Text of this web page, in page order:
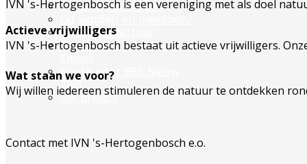
Excursie aanvragen
Meldpunt Natuur
Route naar 't Wikveld
Route naar BBS Nieuw
Zuid
Uw privacy
IVN 's-Hertogenbosch is een vereniging met als doel
Actieve vrijwilligers
IVN 's-Hertogenbosch bestaat uit actieve vrijwilligers.
Wat staan we voor?
Wij willen iedereen stimuleren de natuur te ontdekken
Contact met IVN 's-Hertogenbosch e.o.